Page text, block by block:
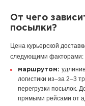
От чего
посылки?
Цена курьерской
следующими факторами:
маршрутом:
логистики из–за 2–3
перегрузки посылок.
прямыми рейсами от